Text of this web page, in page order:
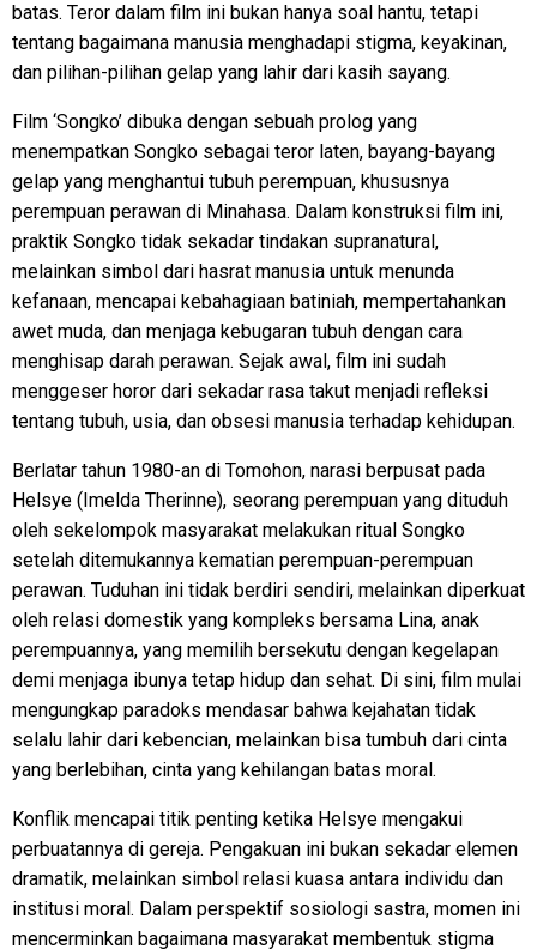
batas. Teror dalam film ini bukan hanya soal hantu, tetapi
tentang bagaimana manusia menghadapi stigma, keyakinan,
dan pilihan-pilihan gelap yang lahir dari kasih sayang.
Film ‘Songko’ dibuka dengan sebuah prolog yang
menempatkan Songko sebagai teror laten, bayang-bayang
gelap yang menghantui tubuh perempuan, khususnya
perempuan perawan di Minahasa. Dalam konstruksi film ini,
praktik Songko tidak sekadar tindakan supranatural,
melainkan simbol dari hasrat manusia untuk menunda
kefanaan, mencapai kebahagiaan batiniah, mempertahankan
awet muda, dan menjaga kebugaran tubuh dengan cara
menghisap darah perawan. Sejak awal, film ini sudah
menggeser horor dari sekadar rasa takut menjadi refleksi
tentang tubuh, usia, dan obsesi manusia terhadap kehidupan.
Berlatar tahun 1980-an di Tomohon, narasi berpusat pada
Helsye (Imelda Therinne), seorang perempuan yang dituduh
oleh sekelompok masyarakat melakukan ritual Songko
setelah ditemukannya kematian perempuan-perempuan
perawan. Tuduhan ini tidak berdiri sendiri, melainkan diperkuat
oleh relasi domestik yang kompleks bersama Lina, anak
perempuannya, yang memilih bersekutu dengan kegelapan
demi menjaga ibunya tetap hidup dan sehat. Di sini, film mulai
mengungkap paradoks mendasar bahwa kejahatan tidak
selalu lahir dari kebencian, melainkan bisa tumbuh dari cinta
yang berlebihan, cinta yang kehilangan batas moral.
Konflik mencapai titik penting ketika Helsye mengakui
perbuatannya di gereja. Pengakuan ini bukan sekadar elemen
dramatik, melainkan simbol relasi kuasa antara individu dan
institusi moral. Dalam perspektif sosiologi sastra, momen ini
mencerminkan bagaimana masyarakat membentuk stigma